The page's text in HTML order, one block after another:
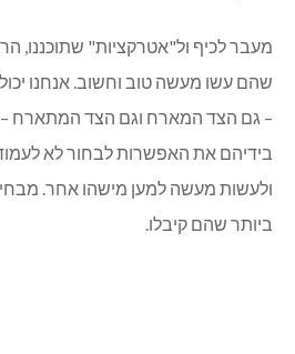
מעבר לכיף ול"אטרקציות" שתוכננו,
שהם עשו מעשה טוב וחשוב. אנחנו
– גם הצד המארח וגם הצד המתארח –
בידיהם את האפשרות לבחור לא
ולעשות מעשה למען מישהו אחר.
ביותר שהם קיבלו.